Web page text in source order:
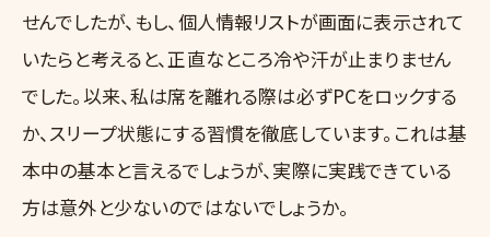
せんでしたが、もし、個人情報リストが画面に表示されて
いたらと考えると、正直なところ冷や汗が止まりません
でした。以来、私は席を離れる際は必ずPCをロックする
か、スリープ状態にする習慣を徹底しています。これは基
本中の基本と言えるでしょうが、実際に実践できている
方は意外と少ないのではないでしょうか。